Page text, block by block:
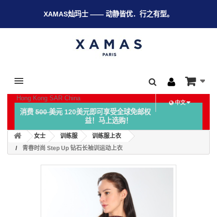
XAMAS灿玛士 —— 动静皆优．行之有型。
Hong Kong SAR China
中文
消费500 美元120美元即可享受全球免邮权
益！马上选购！
女士 训练服
训练服上衣
青春时尚 Step Up 钻石长袖训运动上衣